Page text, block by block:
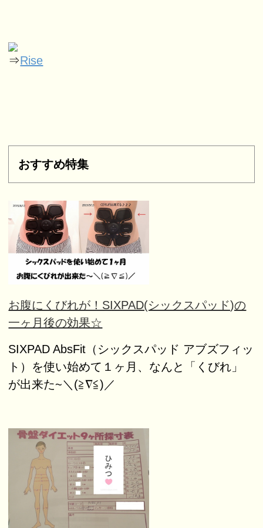
⇒Rise
おすすめ特集
お腹にくびれが！SIXPAD(シックスパッド)の
一ヶ月後の効果☆
SIXPAD AbsFit（シックスパッド アブズフィッ
ト）を使い始めて１ヶ月、なんと「くびれ」
が出来た~＼(≧∇≦)／